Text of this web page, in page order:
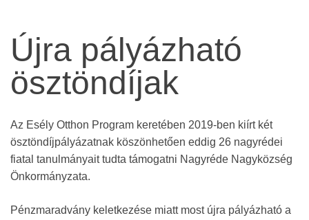
Újra pályázható
ösztöndíjak
Az Esély Otthon Program keretében 2019-ben kiírt két
ösztöndíjpályázatnak köszönhetően eddig 26 nagyrédei
fiatal tanulmányait tudta támogatni Nagyréde Nagyközség
Önkormányzata.
Pénzmaradvány keletkezése miatt most újra pályázható a